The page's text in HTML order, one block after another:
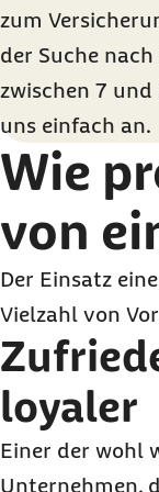
bis Betroffene
besten Fall
schwerwiegende
treibt Blutdruck und
Ein EAP kann dabei
leidet oder die
und Privatleben
arbeiten.
Budgetberatung
Unterstützung zu
zum
der Suche
zwischen 7 und
uns einfach an.
Wie
von
Der Einsatz
Vielzahl von
loyaler
Einer der wohl
Unternehmen,